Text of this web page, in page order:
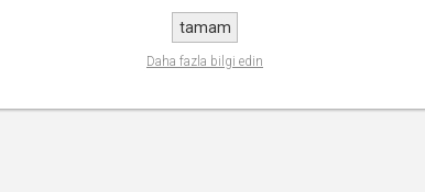
tamam
Daha fazla bilgi edin